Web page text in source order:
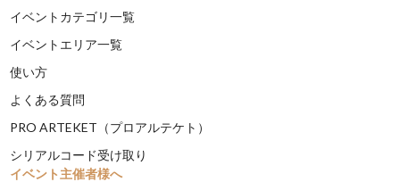
イベントカテゴリ一覧
イベントエリア一覧
使い方
よくある質問
PRO ARTEKET（プロアルテケト）
シリアルコード受け取り
イベント主催者様へ